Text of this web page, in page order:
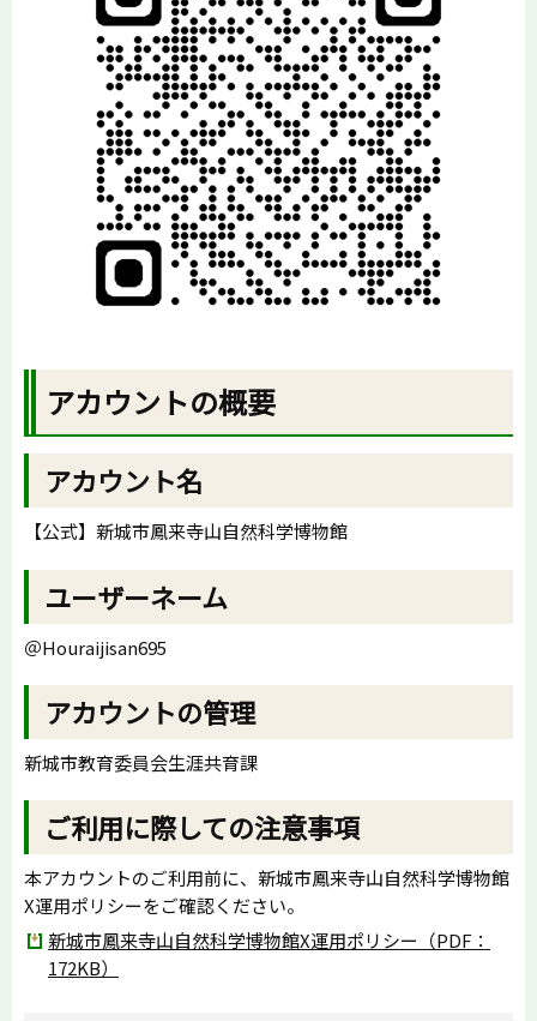
アカウントの概要
アカウント名
【公式】新城市鳳来寺山自然科学博物館
ユーザーネーム
＠Houraijisan695
アカウントの管理
新城市教育委員会生涯共育課
ご利用に際しての注意事項
本アカウントのご利用前に、新城市鳳来寺山自然科学博物館
X運用ポリシーをご確認ください。
新城市鳳来寺山自然科学博物館X運用ポリシー（PDF：
172KB）